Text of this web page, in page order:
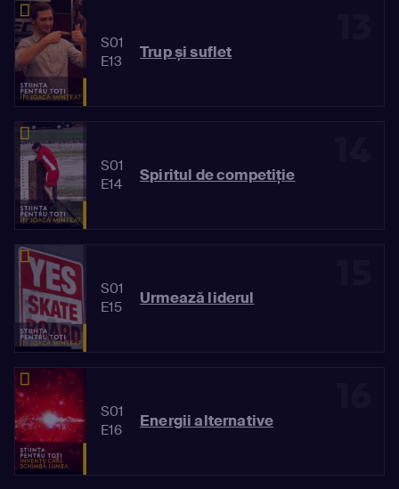
S01
E13
Trup și suflet
S01
E14
Spiritul de competiție
S01
E15
Urmează liderul
S01
E16
Energii alternative